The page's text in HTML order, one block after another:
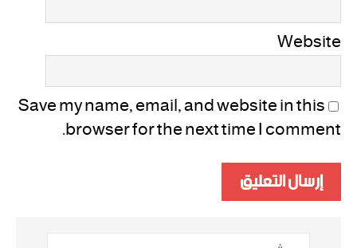
Website
Save my name, email, and website in this
browser for the next time I comment.